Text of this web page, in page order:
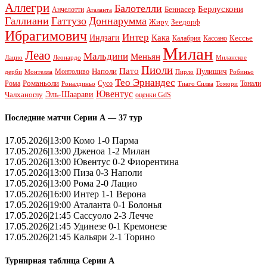
Аллегри Анчелотти Аталанта Балотелли Беннасер Берлускони
Галлиани Гаттузо Доннарумма Жиру Зеедорф
Ибрагимович Индзаги Интер Кака Калабрия Кассано Кессье
Лацио Леао Леонардо Мальдини Меньян Милан Миланское
дерби Монтелла Монтоливо Наполи Пато Пиоли Пирло Пулишич Робиньо
Рома Романьоли Роналдиньо Сусо Тео Эрнандес Тиаго Силва Томори Тонали
Чалханоглу Эль-Шаарави Ювентус оценки GdS
Последние матчи Серии А — 37 тур
17.05.2026|13:00 Комо 1-0 Парма
17.05.2026|13:00 Дженоа 1-2 Милан
17.05.2026|13:00 Ювентус 0-2 Фиорентина
17.05.2026|13:00 Пиза 0-3 Наполи
17.05.2026|13:00 Рома 2-0 Лацио
17.05.2026|16:00 Интер 1-1 Верона
17.05.2026|19:00 Аталанта 0-1 Болонья
17.05.2026|21:45 Сассуоло 2-3 Лечче
17.05.2026|21:45 Удинезе 0-1 Кремонезе
17.05.2026|21:45 Кальяри 2-1 Торино
Турнирная таблица Серии А